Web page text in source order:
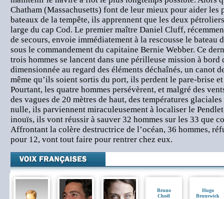
Chatham (Massachusetts) font de leur mieux pour aider les
bateaux de la tempête, ils apprennent que les deux
large du cap Cod. Le premier maître Daniel Cluff,
de secours, envoie immédiatement à la rescousse le bateau
sous le commandement du capitaine Bernie Webber. Ce
trois hommes se lancent dans une périlleuse mission à bord
dimensionnée au regard des éléments déchaînés, un canot
même qu’ils soient sortis du port, ils perdent le pare-brise
Pourtant, les quatre hommes persévèrent, et malgré des
des vagues de 20 mètres de haut, des températures
nulle, ils parviennent miraculeusement à localiser le
inouïs, ils vont réussir à sauver 32 hommes sur les 33 que
Affrontant la colère destructrice de l’océan, 36 hommes,
pour 12, vont tout faire pour rentrer chez eux.
Bruno
Choël
Hugo
Brunswick